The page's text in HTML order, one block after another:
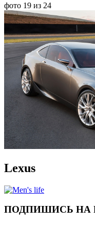
фото 19 из 24
Lexus
ПОДПИШИСЬ НА